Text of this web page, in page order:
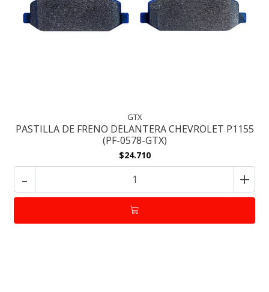
GTX
PASTILLA DE FRENO DELANTERA CHEVROLET P1155
(PF-0578-GTX)
$24.710
- +